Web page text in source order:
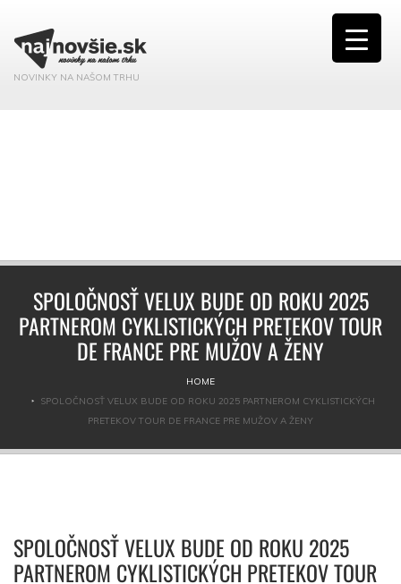
NOVINKY NA NAŠOM TRHU
SPOLOČNOSŤ VELUX BUDE OD ROKU 2025
PARTNEROM CYKLISTICKÝCH PRETEKOV TOUR
DE FRANCE PRE MUŽOV A ŽENY
HOME
SPOLOČNOSŤ VELUX BUDE OD ROKU 2025 PARTNEROM CYKLISTICKÝCH
PRETEKOV TOUR DE FRANCE PRE MUŽOV A ŽENY
SPOLOČNOSŤ VELUX BUDE OD ROKU 2025
PARTNEROM CYKLISTICKÝCH PRETEKOV TOUR